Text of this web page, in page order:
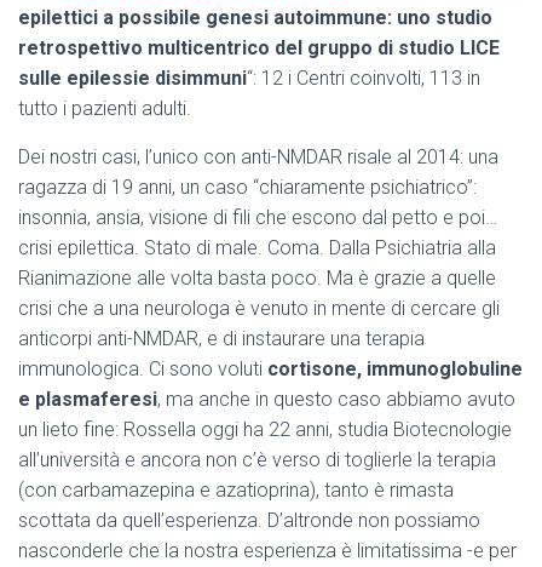
epilettici a possibile genesi autoimmune: uno studio
retrospettivo multicentrico del gruppo di studio LICE
sulle epilessie disimmuni“: 12 i Centri coinvolti, 113 in
tutto i pazienti adulti.
Dei nostri casi, l’unico con anti-NMDAR risale al 2014: una
ragazza di 19 anni, un caso “chiaramente psichiatrico”:
insonnia, ansia, visione di fili che escono dal petto e poi…
crisi epilettica. Stato di male. Coma. Dalla Psichiatria alla
Rianimazione alle volta basta poco. Ma è grazie a quelle
crisi che a una neurologa è venuto in mente di cercare gli
anticorpi anti-NMDAR, e di instaurare una terapia
immunologica. Ci sono voluti cortisone, immunoglobuline
e plasmaferesi, ma anche in questo caso abbiamo avuto
un lieto fine: Rossella oggi ha 22 anni, studia Biotecnologie
all’università e ancora non c’è verso di toglierle la terapia
(con carbamazepina e azatioprina), tanto è rimasta
scottata da quell’esperienza. D’altronde non possiamo
nasconderle che la nostra esperienza è limitatissima -e per